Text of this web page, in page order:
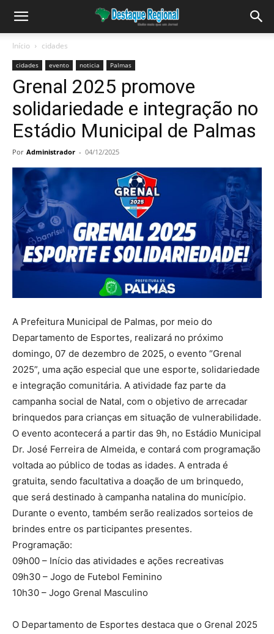
Início cidades
cidades evento noticia Palmas
Grenal 2025 promove
solidariedade e integração no
Estádio Municipal de Palmas
Por Administrador - 04/12/2025
A Prefeitura Municipal de Palmas, por meio do
Departamento de Esportes, realizará no próximo
domingo, 07 de dezembro de 2025, o evento “Grenal
2025”, uma ação especial que une esporte, solidariedade
e integração comunitária. A atividade faz parte da
campanha social de Natal, com o objetivo de arrecadar
brinquedos para crianças em situação de vulnerabilidade.
O evento acontecerá a partir das 9h, no Estádio Municipal
Dr. José Ferreira de Almeida, e contará com programação
voltada ao público de todas as idades. A entrada é
gratuita, sendo facultativa a doação de um brinquedo,
que será destinado à campanha natalina do município.
Durante o evento, também serão realizados sorteios de
brindes entre os participantes presentes.
Programação:
09h00 – Início das atividades e ações recreativas
09h30 – Jogo de Futebol Feminino
10h30 – Jogo Grenal Masculino
O Departamento de Esportes destaca que o Grenal 2025